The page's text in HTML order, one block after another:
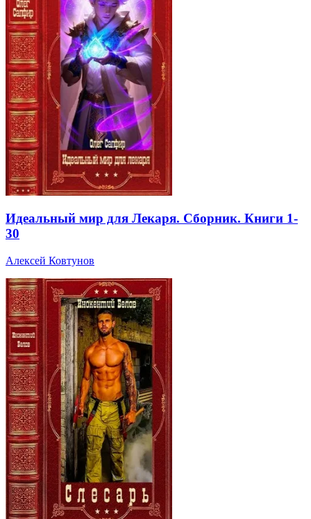
Идеальный мир для Лекаря. Сборник. Книги 1-
30
Алексей Ковтунов